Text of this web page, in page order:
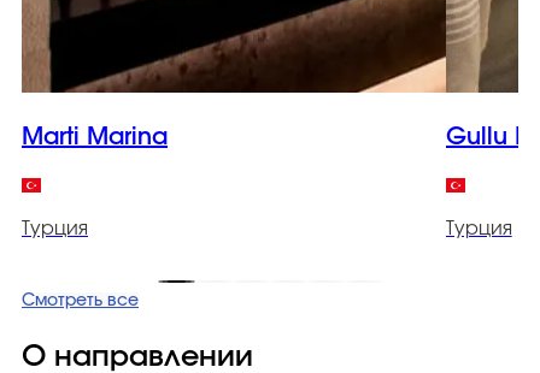
Marti Marina
Турция
Gullu
Турция
Смотреть все
О направлении